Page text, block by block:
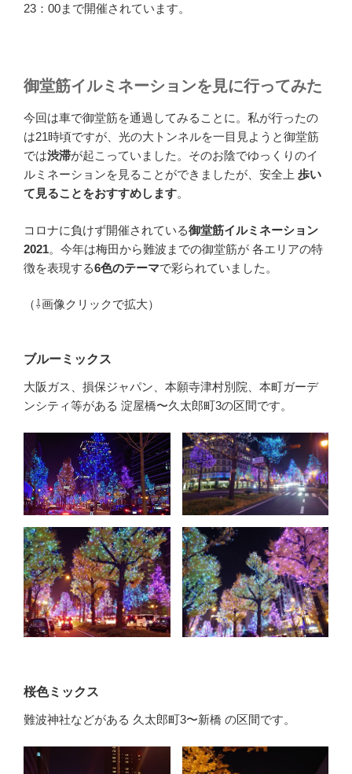
23：00まで開催されています。
御堂筋イルミネーションを見に行ってみた
今回は車で御堂筋を通過してみることに。私が行ったの
は21時頃ですが、光の大トンネルを一目見ようと御堂筋
では渋滞が起こっていました。そのお陰でゆっくりのイ
ルミネーションを見ることができましたが、安全上 歩い
て見ることをおすすめします。
コロナに負けず開催されている御堂筋イルミネーション
2021。今年は梅田から難波までの御堂筋が 各エリアの特
徴を表現する6色のテーマで彩られていました。
（⇩画像クリックで拡大）
ブルーミックス
大阪ガス、損保ジャパン、本願寺津村別院、本町ガーデ
ンシティ等がある 淀屋橋〜久太郎町3の区間です。
桜色ミックス
難波神社などがある 久太郎町3〜新橋 の区間です。